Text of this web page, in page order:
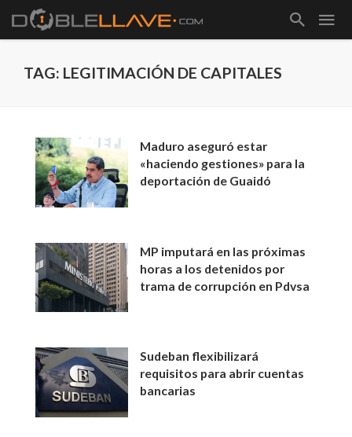
TAG: LEGITIMACIÓN DE CAPITALES
Maduro aseguró estar
«haciendo gestiones» para la
deportación de Guaidó
MP imputará en las próximas
horas a los detenidos por
trama de corrupción en Pdvsa
Sudeban flexibilizará
requisitos para abrir cuentas
bancarias